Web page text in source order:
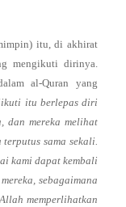
itu, di akhirat
mengikuti dirinya.
al-Quran yang
itu berlepas diri
dan mereka melihat
sama sekali.
kami dapat kembali
sebagaimana
memperlihatkan